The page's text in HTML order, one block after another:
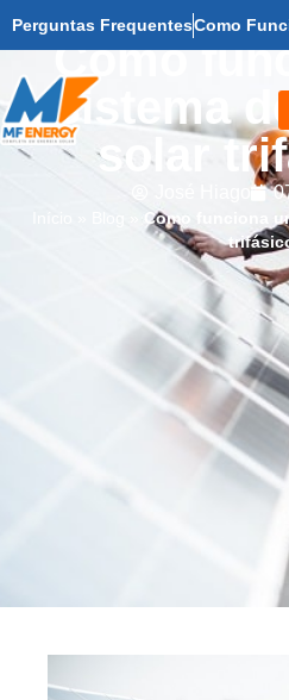
Perguntas FrequentesComo
Como
sistema
solar
Como funciona